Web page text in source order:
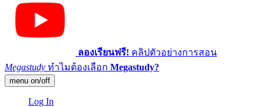
ลองเรียนฟรี! คลิปตัวอย่างการสอน
Megastudy ทำไมต้องเลือก Megastudy?
menu on/off
Log In